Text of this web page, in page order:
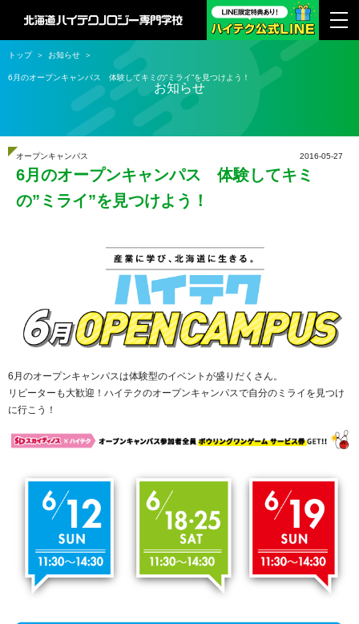
お知らせ
トップ お知らせ
6月のオープンキャンパス 体験してキミの”ミライ”を見つけよう！
2016-05-27
オープンキャンパス
6月のオープンキャンパス 体験してキミ
の”ミライ”を見つけよう！
6月のオープンキャンパスは体験型のイベントが盛りだくさん。
リピーターも大歓迎！ハイテクのオープンキャンパスで自分のミライを見つけ
に行こう！